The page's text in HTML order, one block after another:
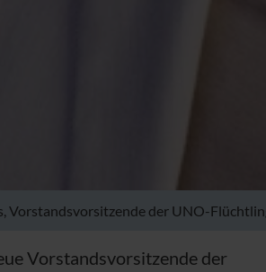
Vorstandsvorsitzende der UNO-
Vorstandsvorsitzende der